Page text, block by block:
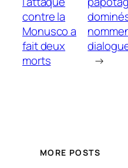
contre la
Monusco a
fait deux
morts
→
MORE POSTS